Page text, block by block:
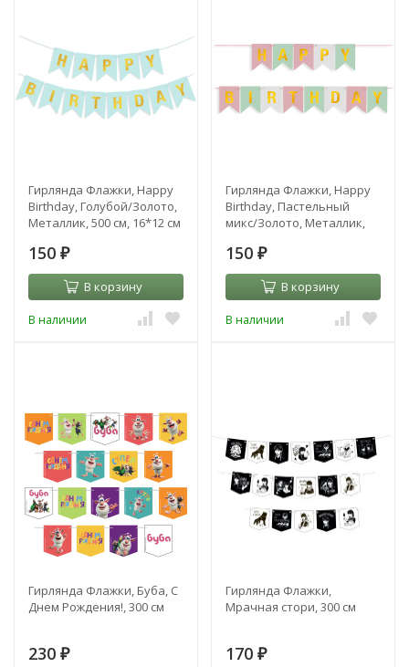
Гирлянда Флажки, Happy
Birthday, Голубой/Золото,
Металлик, 500 см, 16*12 см
150 ₽
В корзину
В наличии
Гирлянда Флажки, Happy
Birthday, Пастельный
микс/Золото, Металлик,
150 ₽
В корзину
В наличии
Гирлянда Флажки, Буба, С
Днем Рождения!, 300 см
230 ₽
Гирлянда Флажки,
Мрачная стори, 300 см
170 ₽